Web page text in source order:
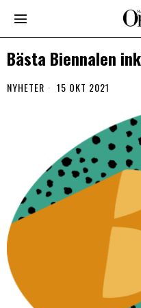
Bästa Biennalen
NYHETER 15 OKT 2021